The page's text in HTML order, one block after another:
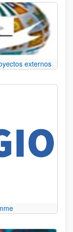
externos